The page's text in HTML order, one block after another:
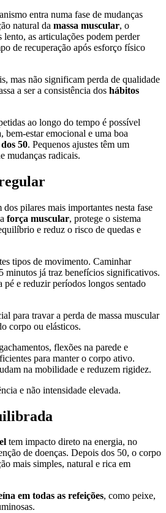
entra numa fase de mudanças
natural da massa muscular, o
lento, as articulações podem perder
de recuperação após esforço físico
mas não significam perda de qualidade
a ser a consistência dos hábitos
ao longo do tempo é possível
bem-estar emocional e uma boa
50. Pequenos ajustes têm um
mudanças radicais.
pilares mais importantes nesta fase
força muscular, protege o sistema
e reduz o risco de quedas e
tipos de movimento. Caminhar
minutos já traz benefícios significativos.
pé e reduzir períodos longos sentado
para travar a perda de massa muscular
corpo ou elásticos.
flexões na parede e
para manter o corpo ativo.
na mobilidade e reduzem rigidez.
e não intensidade elevada.
tem impacto direto na energia, no
de doenças. Depois dos 50, o corpo
mais simples, natural e rica em
em todas as refeições, como peixe,